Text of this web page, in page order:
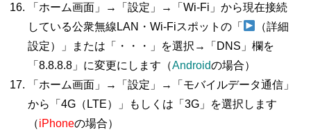
「ホーム画面」→「設定」→「Wi-Fi」から現在接続
している公衆無線LAN・Wi-Fiスポットの「
（詳細
設定）」または「・・・」を選択→「DNS」欄を
「8.8.8.8」に変更にします（Androidの場合）
「ホーム画面」→「設定」→「モバイルデータ通信」
から「4G（LTE）」もしくは「3G」を選択します
（iPhoneの場合）